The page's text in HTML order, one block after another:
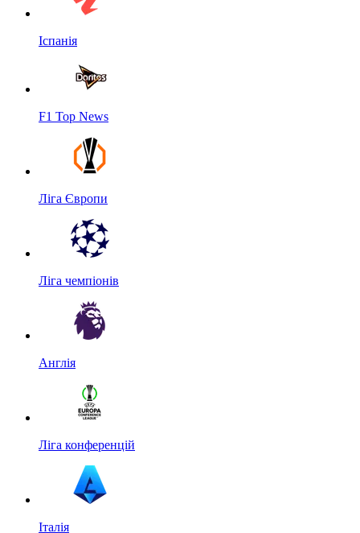
Іспанія
F1 Top News
Ліга Європи
Ліга чемпіонів
Англія
Ліга конференцій
Італія